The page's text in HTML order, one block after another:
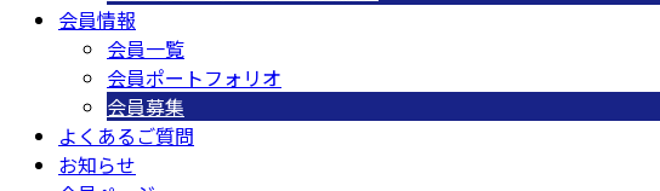
会員情報
会員一覧
会員ポートフォリオ
会員募集
よくあるご質問
お知らせ